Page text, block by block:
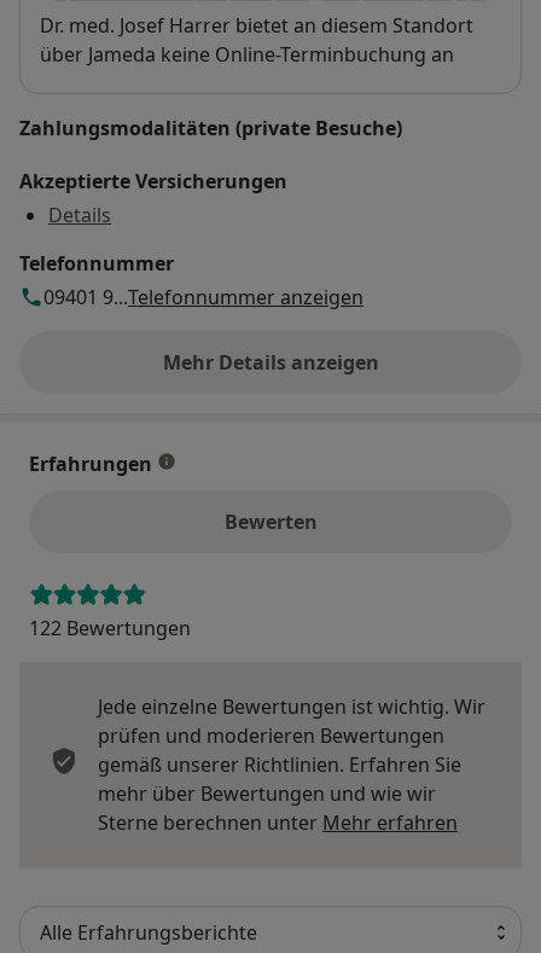
Vorlesungen und Unterricht zur Ausbildung von
Sportphysiotherapeuten auf nationaler Ebene zur
Betreuung von Olympia-, National- und
Profimannschaften. Habe ich Ihr Interesse geweckt,
dann vereinbaren Sie gerne einen Termin in meiner
Spezialsprechstunde. Dies ist telefonisch über 09401-
917480 und natürlich über die Homepage www.ortho-
Verfügbarkeit
Dr. med. Josef Harrer bietet an diesem Standort
über Jameda keine Online-Terminbuchung an
Zahlungsmodalitäten (private Besuche)
Akzeptierte Versicherungen
Details
Telefonnummer
09401 9...Telefonnummer anzeigen
Mehr Details anzeigen
über die Adresse
Erfahrungen
Bewerten
122 Bewertungen
Jede einzelne Bewertungen ist wichtig. Wir
prüfen und moderieren Bewertungen
gemäß unserer Richtlinien. Erfahren Sie
mehr über Bewertungen und wie wir
Sterne berechnen unter Mehr erfahren